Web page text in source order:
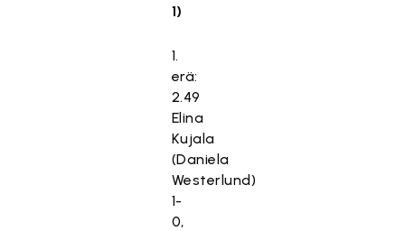
1)
1.
erä:
2.49
Elina
Kujala
(Daniela
Westerlund)
1-
0,